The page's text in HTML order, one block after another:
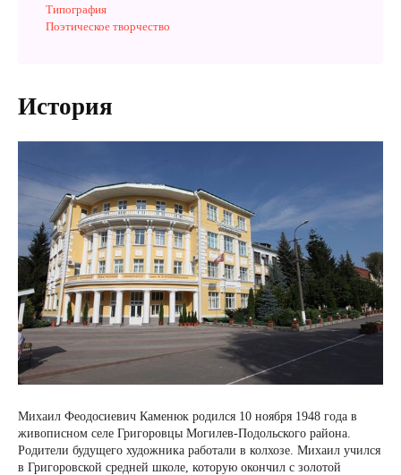
Типография
Поэтическое творчество
История
Михаил Феодосиевич Каменюк родился 10 ноября 1948 года в
живописном селе Григоровцы Могилев-Подольского района.
Родители будущего художника работали в колхозе. Михаил учился
в Григоровской средней школе, которую окончил с золотой